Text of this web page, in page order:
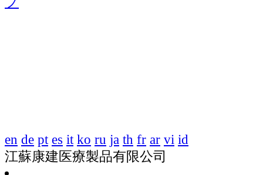
en de pt es it ko ru ja th fr ar vi id
江蘇康建医療製品有限公司